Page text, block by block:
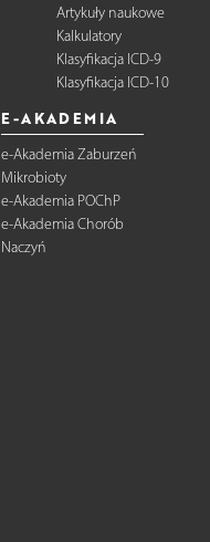
Artykuły naukowe
Kalkulatory
Klasyfikacja ICD-9
Klasyfikacja ICD-10
E-AKADEMIA
e-Akademia Zaburzeń
Mikrobioty
e-Akademia POChP
e-Akademia Chorób
Naczyń